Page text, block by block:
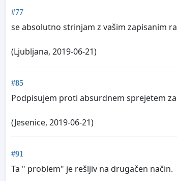
#77
se absolutno strinjam z vašim zapisanim
(Ljubljana, 2019-06-21)
#85
Podpisujem proti absurdnem sprejetem
(Jesenice, 2019-06-21)
#91
Ta " problem" je rešljiv na drugačen način.